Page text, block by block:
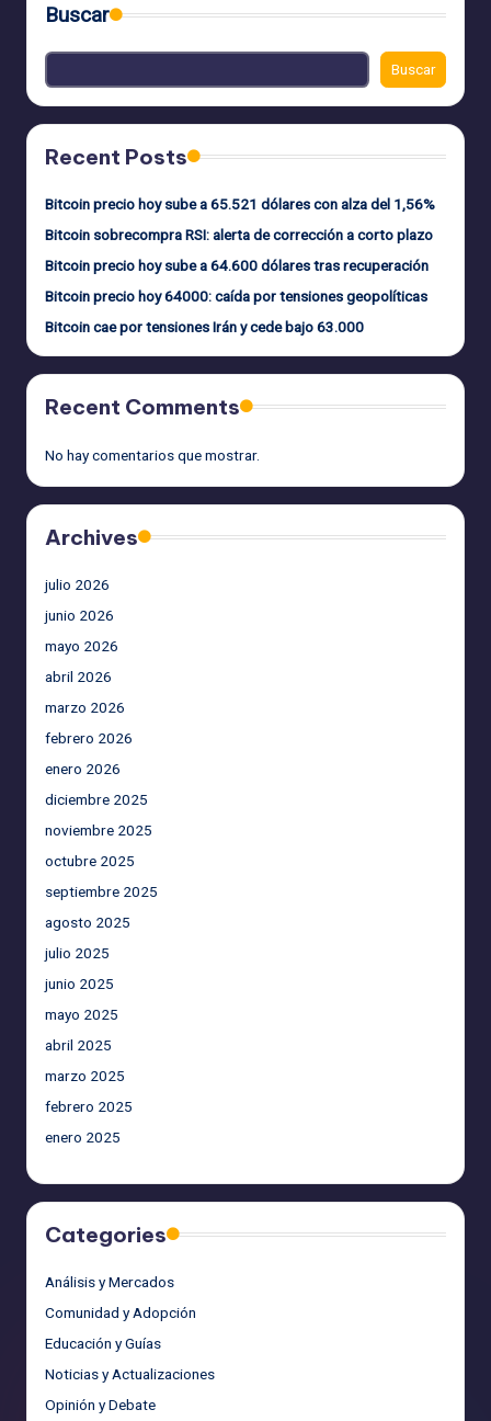
Buscar
Buscar
Recent Posts
Bitcoin precio hoy sube a 65.521 dólares con alza del 1,56%
Bitcoin sobrecompra RSI: alerta de corrección a corto plazo
Bitcoin precio hoy sube a 64.600 dólares tras recuperación
Bitcoin precio hoy 64000: caída por tensiones geopolíticas
Bitcoin cae por tensiones Irán y cede bajo 63.000
Recent Comments
No hay comentarios que mostrar.
Archives
julio 2026
junio 2026
mayo 2026
abril 2026
marzo 2026
febrero 2026
enero 2026
diciembre 2025
noviembre 2025
octubre 2025
septiembre 2025
agosto 2025
julio 2025
junio 2025
mayo 2025
abril 2025
marzo 2025
febrero 2025
enero 2025
Categories
Análisis y Mercados
Comunidad y Adopción
Educación y Guías
Noticias y Actualizaciones
Opinión y Debate